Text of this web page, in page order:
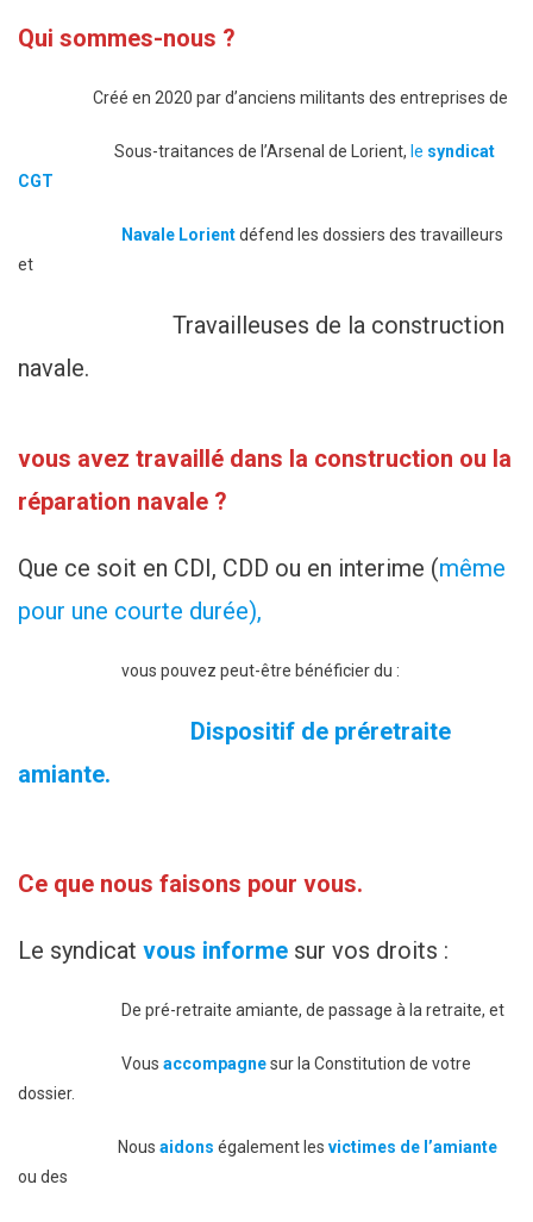
Qui sommes-nous ?
Créé en 2020 par d’anciens militants des entreprises de
Sous-traitances de l’Arsenal de Lorient, le syndicat
CGT
Navale Lorientdéfend les dossiers des travailleurs
et
Travailleuses de la construction
navale.
vous avez travaillé dans la construction ou la
réparation navale ?
Que ce soit en CDI, CDD ou en interime (même
pour une courte durée),
vous pouvez peut-être bénéficier du :
Dispositif de préretraite
amiante.
Ce que nous faisons pour vous.
Le syndicat vous informe sur vos droits :
De pré-retraite amiante, de passage à la retraite, et
Vous accompagnesur la Constitution de votre
dossier.
Nous aidons également les victimes de l’amiante
ou des